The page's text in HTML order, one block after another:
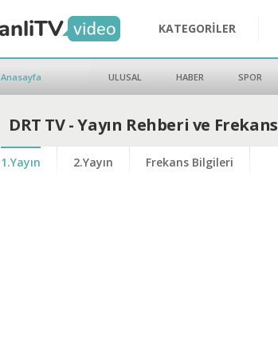
KATEGORİLER
Anasayfa ULUSAL HABER SPOR
DRT TV - Yayın Rehberi ve Frekans
1.Yayın 2.Yayın Frekans Bilgileri